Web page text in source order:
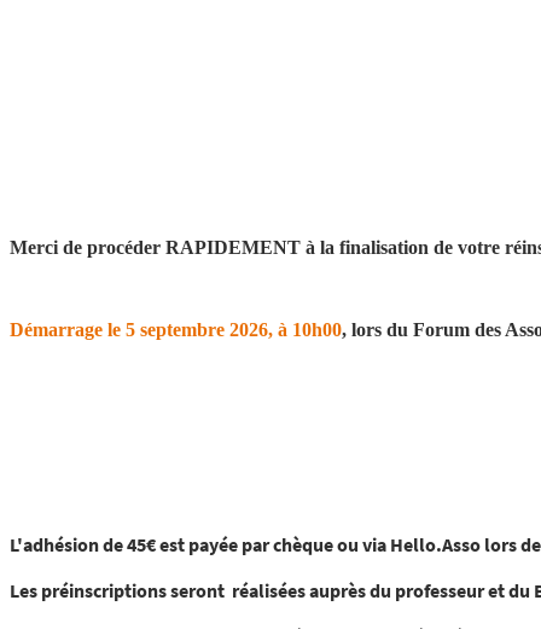
Merci de procéder RAPIDEMENT à la finalisation de votre
Démarrage le 5 septembre 2026, à 10h00, lors du Forum des
L'adhésion de 45€ est payée par chèque ou via Hello.Asso
Les préinscriptions seront réalisées auprès du professeur et du